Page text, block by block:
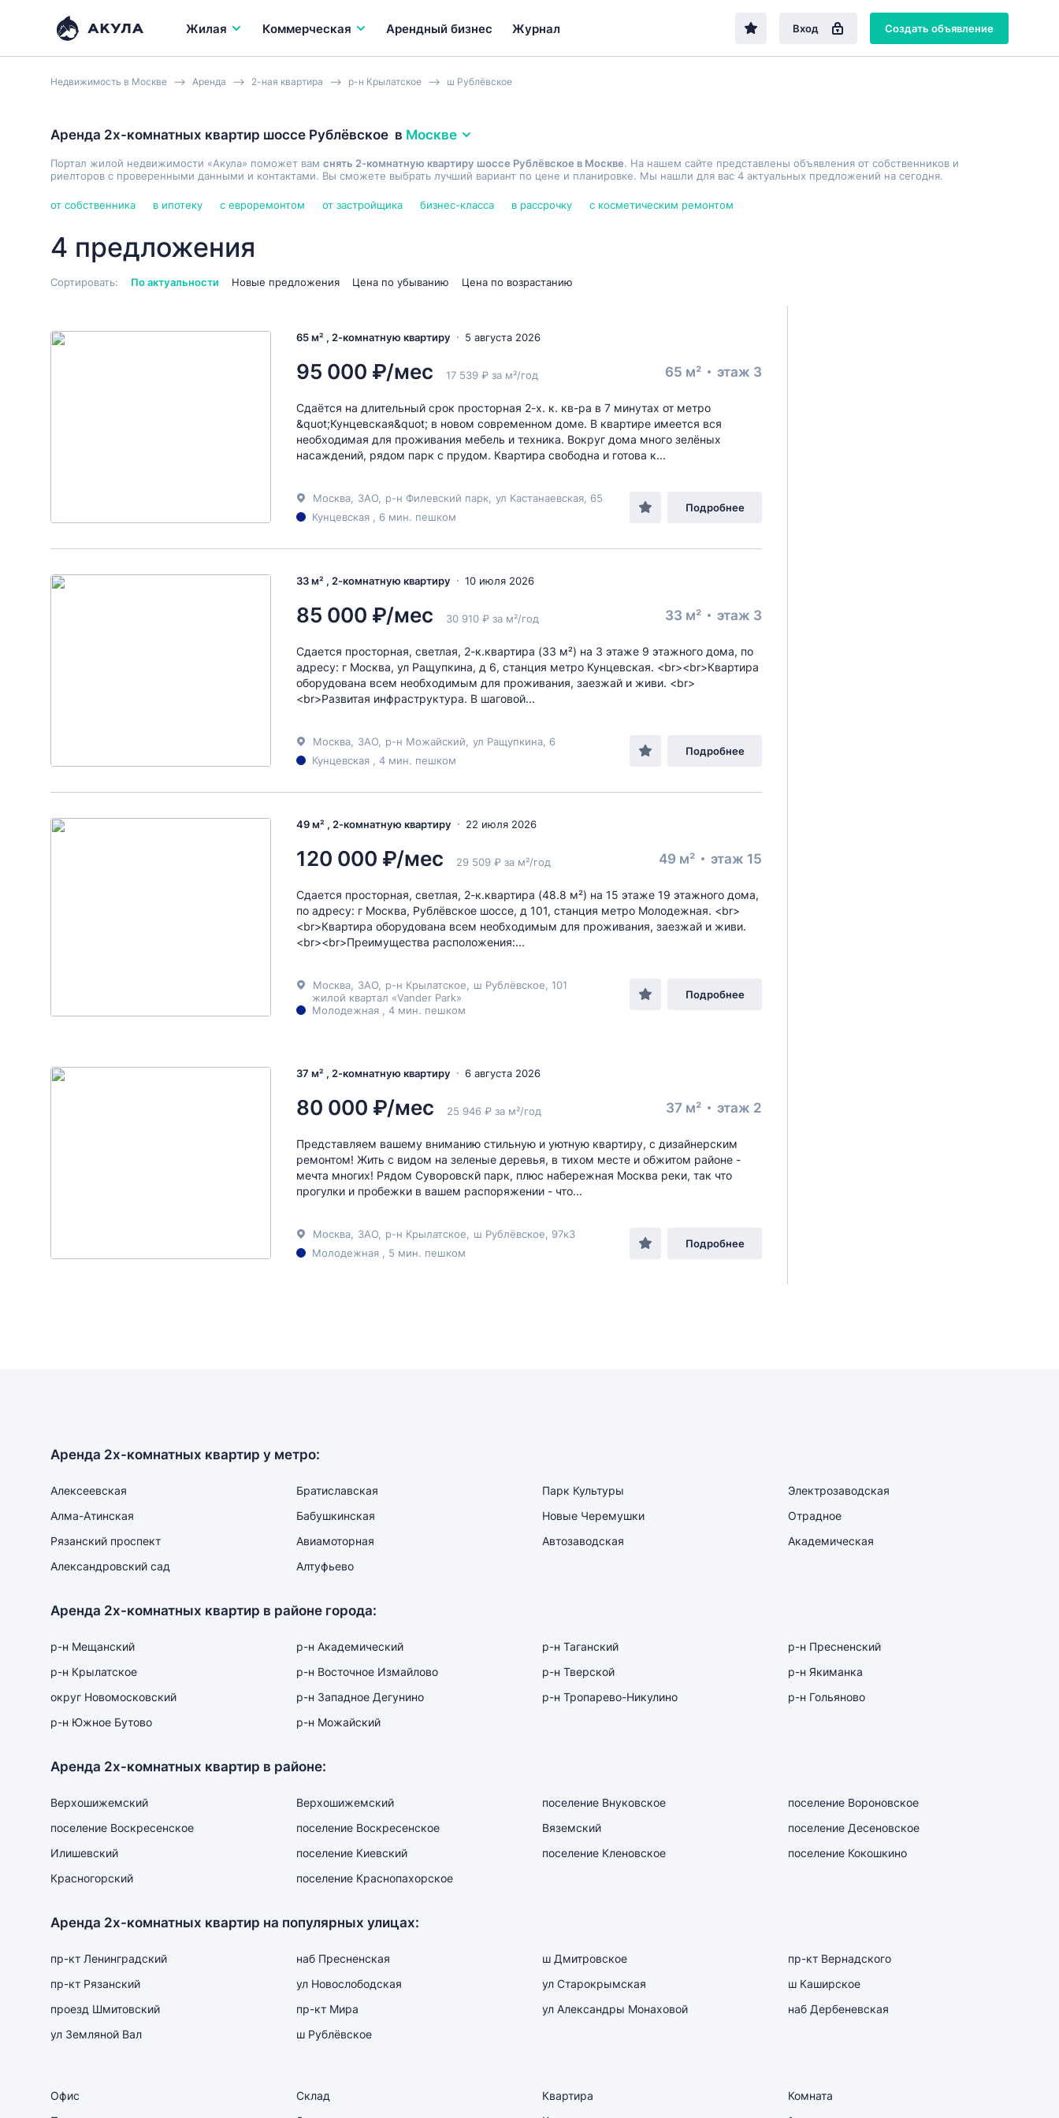
Жилая Коммерческая Арендный бизнес Журнал Вход Создать объявление
Недвижимость в Москве Аренда 2-ная квартира р-н Крылатское ш Рублёвское
Аренда 2х-комнатных квартир шоссе Рублёвское в Москве
Портал жилой недвижимости «Акула» поможет вам снять 2-комнатную квартиру шоссе Рублёвское в Москве. На нашем сайте представлены объявления от собственников и
риелторов с проверенными данными и контактами. Вы сможете выбрать лучший вариант по цене и планировке. Мы нашли для вас 4 актуальных предложений на сегодня.
от собственника в ипотеку с евроремонтом от застройщика бизнес-класса в рассрочку с косметическим ремонтом
4 предложения
Сортировать: По актуальности Новые предложения Цена по убыванию Цена по возрастанию
65 м² , 2-комнатную квартиру 5 августа 2026
95 000 ₽/мес 17 539 ₽ за м²/год 65 м² этаж 3
Сдаётся на длительный срок просторная 2-х. к. кв-ра в 7 минутах от метро
&quot;Кунцевская&quot; в новом современном доме. В квартире имеется вся
необходимая для проживания мебель и техника. Вокруг дома много зелёных
насаждений, рядом парк с прудом. Квартира свободна и готова к...
Москва ЗАО р-н Филевский парк ул Кастанаевская , 65
Кунцевская , 6 мин. пешком
Подробнее
33 м² , 2-комнатную квартиру 10 июля 2026
85 000 ₽/мес 30 910 ₽ за м²/год 33 м² этаж 3
Сдается просторная, светлая, 2-к.квартира (33 м²) на 3 этаже 9 этажного дома, по
адресу: г Москва, ул Ращупкина, д 6, станция метро Кунцевская. <br><br>Квартира
оборудована всем необходимым для проживания, заезжай и живи. <br>
<br>Развитая инфраструктура. В шаговой...
Москва ЗАО р-н Можайский ул Ращупкина , 6
Кунцевская , 4 мин. пешком
Подробнее
49 м² , 2-комнатную квартиру 22 июля 2026
120 000 ₽/мес 29 509 ₽ за м²/год 49 м² этаж 15
Сдается просторная, светлая, 2-к.квартира (48.8 м²) на 15 этаже 19 этажного дома,
по адресу: г Москва, Рублёвское шоссе, д 101, станция метро Молодежная. <br>
<br>Квартира оборудована всем необходимым для проживания, заезжай и живи.
<br><br>Преимущества расположения:...
Москва ЗАО р-н Крылатское ш Рублёвское , 101
жилой квартал «Vander Park»
Молодежная , 4 мин. пешком
Подробнее
37 м² , 2-комнатную квартиру 6 августа 2026
80 000 ₽/мес 25 946 ₽ за м²/год 37 м² этаж 2
Представляем вашему вниманию стильную и уютную квартиру, с дизайнерским
ремонтом! Жить с видом на зеленые деревья, в тихом месте и обжитом районе -
мечта многих! Рядом Суворовскй парк, плюс набережная Москва реки, так что
прогулки и пробежки в вашем распоряжении - что...
Москва ЗАО р-н Крылатское ш Рублёвское , 97к3
Молодежная , 5 мин. пешком
Подробнее
Аренда 2х-комнатных квартир у метро:
Алексеевская Братиславская Парк Культуры
Электрозаводская
Алма-Атинская
Бабушкинская Новые Черемушки
Отрадное
Рязанский проспект
Авиамоторная Автозаводская
Академическая
Александровский сад
Алтуфьево
Аренда 2х-комнатных квартир в районе города:
р-н Мещанский р-н Академический р-н Таганский
р-н Пресненский
р-н Крылатское
р-н Восточное Измайлово р-н Тверской
р-н Якиманка
округ Новомосковский
р-н Западное Дегунино р-н Тропарево-Никулино
р-н Гольяново
р-н Южное Бутово
р-н Можайский
Аренда 2х-комнатных квартир в районе:
Верхошижемский Верхошижемский поселение Внуковское
поселение Вороновское
поселение Воскресенское
поселение Воскресенское Вяземский
поселение Десеновское
Илишевский
поселение Киевский поселение Кленовское
поселение Кокошкино
Красногорский
поселение Краснопахорское
Аренда 2х-комнатных квартир на популярных улицах:
пр-кт Ленинградский наб Пресненская ш Дмитровское
пр-кт Вернадского
пр-кт Рязанский
ул Новослободская ул Старокрымская
ш Каширское
проезд Шмитовский
пр-кт Мира ул Александры Монаховой
наб Дербеневская
ул Земляной Вал
ш Рублёвское
Офис Склад Квартира
Комната